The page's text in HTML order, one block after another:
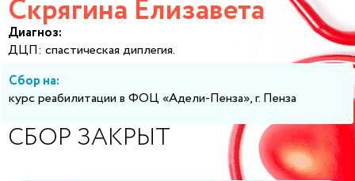
Скрягина Елизавета
Диагноз:
ДЦП: спастическая диплегия.
Сбор на:
курс реабилитации в ФОЦ «Адели-Пенза», г. Пенза
СБОР ЗАКРЫТ